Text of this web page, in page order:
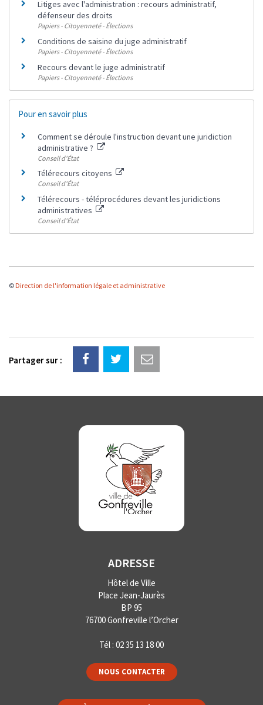
Litiges avec l'administration : recours administratif,
défenseur des droits
Papiers - Citoyenneté - Élections
Conditions de saisine du juge administratif
Papiers - Citoyenneté - Élections
Recours devant le juge administratif
Papiers - Citoyenneté - Élections
Pour en savoir plus
Comment se déroule l'instruction devant une juridiction
administrative ?
Conseil d'État
Télérecours citoyens
Conseil d'État
Télérecours - téléprocédures devant les juridictions
administratives
Conseil d'État
© Direction de l'information légale et administrative
Partager sur :
ADRESSE
Hôtel de Ville
Place Jean-Jaurès
BP 95
76700 Gonfreville l’Orcher
Tél : 02 35 13 18 00
NOUS CONTACTER